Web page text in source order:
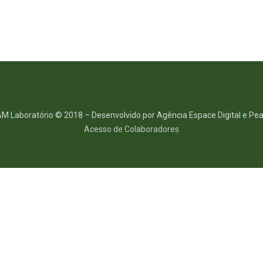
Laboratório © 2018 – Desenvolvido por Agência Espace Digital e
Acesso de Colaboradores